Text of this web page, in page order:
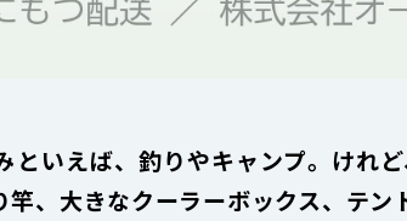
といえば、釣りやキャンプ。けれ
竿、大きなクーラーボックス、テン